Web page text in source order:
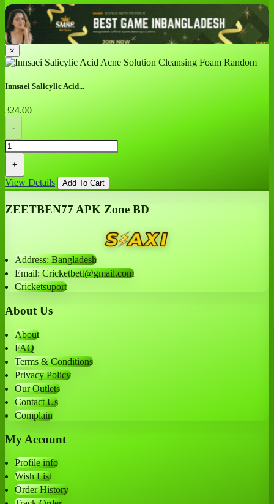
×
Innsaei Salicylic Acid...
324.00
-
+
View Details Add To Cart
ZEETBEN77 APK Zone BD
Address: Bangladesh
Email: Cricketbett@gmail.com
Cricketsuport
About Us
About
FAQ
Terms & Conditions
Privacy Policy
Our Outlets
Contact Us
Complain
My Account
Profile info
Wish List
Order History